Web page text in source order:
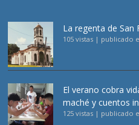
La regenta de San
105 vistas | publicado
El verano cobra
maché y cuentos
125 vistas | publicado